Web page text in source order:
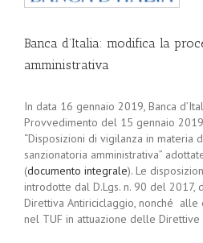
Banca d’Italia: modifica la
amministrativa
In data 16 gennaio 2019, Banca
Provvedimento del 15 gennaio
“Disposizioni di vigilanza in materia
sanzionatoria amministrativa”
(documento integrale). Le
introdotte dal D.Lgs. n. 90 del 2017,
Direttiva Antiriciclaggio, nonché alle
nel TUF in attuazione delle Direttive